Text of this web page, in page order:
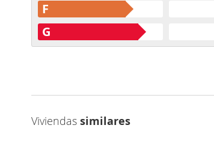
F
G
Viviendas similares